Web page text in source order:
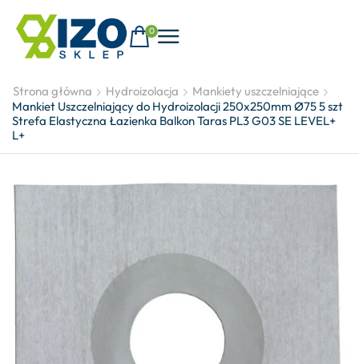
0
Strona główna Hydroizolacja
Mankiety uszczelniające
Mankiet Uszczelniający do Hydroizolacji 250x250mm Ø75 5 szt
Strefa Elastyczna Łazienka Balkon Taras PL3 G03 SE LEVEL+
L+